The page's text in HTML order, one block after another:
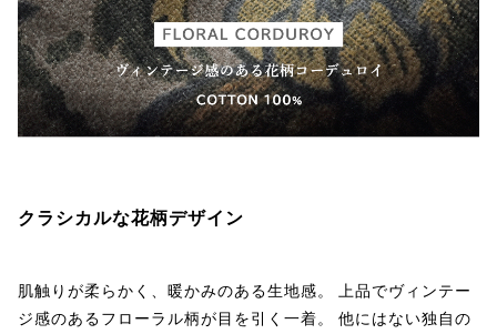
クラシカルな花柄デザイン
肌触りが柔らかく、暖かみのある生地感。 上品でヴィンテー
ジ感のあるフローラル柄が目を引く一着。 他にはない独自の